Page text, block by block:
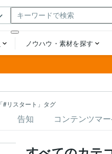
「#リスタート」タグ
告知 コンテンツマ